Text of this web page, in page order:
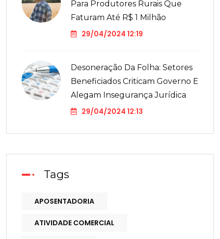
Para Produtores Rurais Que
Faturam Até R$ 1 Milhão
29/04/2024 12:19
Desoneração Da Folha: Setores
Beneficiados Criticam Governo E
Alegam Insegurança Jurídica
29/04/2024 12:13
Tags
APOSENTADORIA
ATIVIDADE COMERCIAL